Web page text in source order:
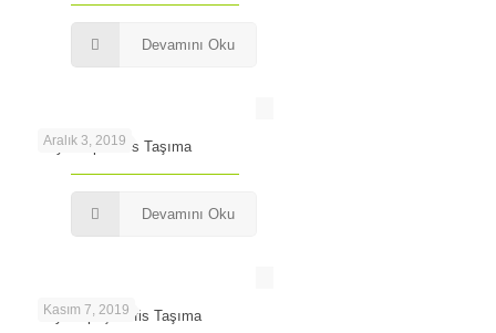
Devamını Oku
Aralık 3, 2019
Gayrettepe Ofis Taşıma
Devamını Oku
Kasım 7, 2019
Bayrampaşa Ofis Taşıma